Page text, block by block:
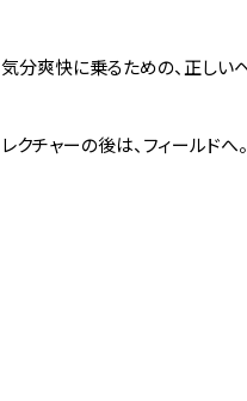
気分爽快に乗るための、 正しい
レクチャーの後は、フィールド